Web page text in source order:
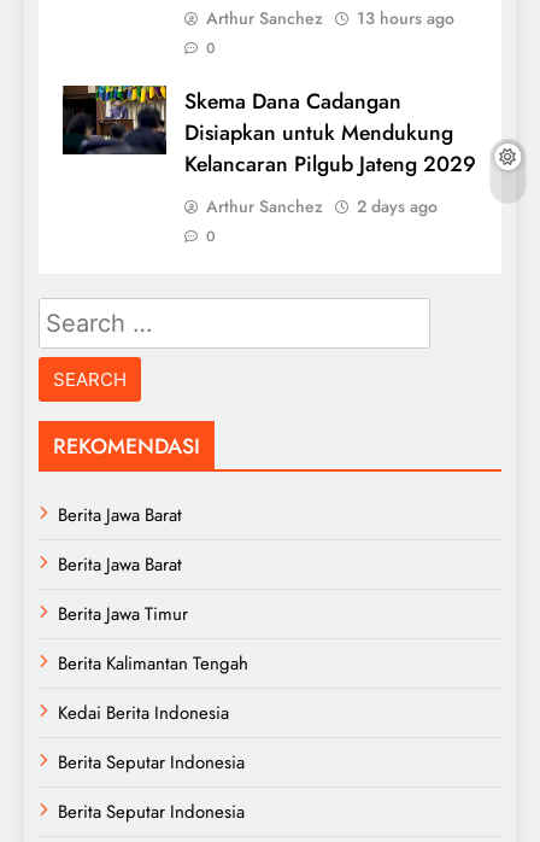
Arthur Sanchez 13 hours ago
0
Skema Dana Cadangan
Disiapkan untuk Mendukung
Kelancaran Pilgub Jateng 2029
Arthur Sanchez 2 days ago
0
Search
for:
REKOMENDASI
Berita Jawa Barat
Berita Jawa Barat
Berita Jawa Timur
Berita Kalimantan Tengah
Kedai Berita Indonesia
Berita Seputar Indonesia
Berita Seputar Indonesia